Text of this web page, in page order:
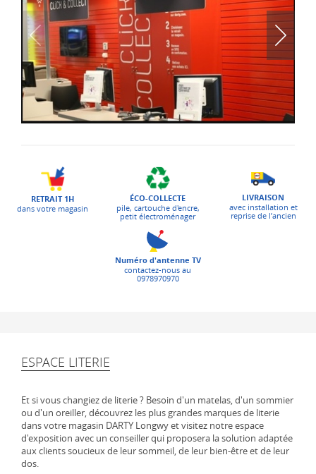
RETRAIT 1H
dans votre magasin
ÉCO-COLLECTE
pile, cartouche d'encre,
petit électroménager
LIVRAISON
avec installation et
reprise de l’ancien
Numéro d'antenne TV
contactez-nous au
0978970970
ESPACE LITERIE
Et si vous changiez de literie ? Besoin d'un matelas, d'un sommier
ou d'un oreiller, découvrez les plus grandes marques de literie
dans votre magasin DARTY Longwy et visitez notre espace
d'exposition avec un conseiller qui proposera la solution adaptée
aux clients soucieux de leur sommeil, de leur bien-être et de leur
dos.